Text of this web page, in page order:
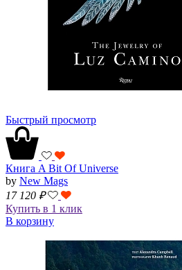
Быстрый просмотр
Книга A Bit Of Universe
by New Mags
17 120 ₽
Купить в 1 клик
В корзину